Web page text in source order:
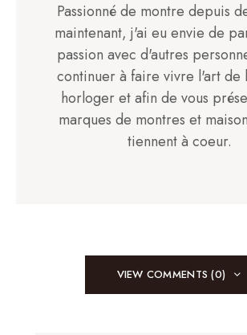
Passionné de montre depuis
maintenant, j'ai eu envie de
passion avec d'autres
continuer à faire vivre l'art de
horloger et afin de vous
marques de montres et
tiennent à coeur.
VIEW COMMENTS (0)